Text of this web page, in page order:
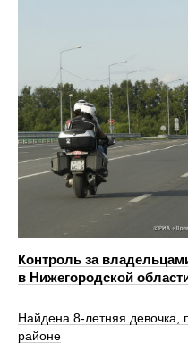
Контроль за
в Нижегородской
Найдена 8-летняя девочка,
районе